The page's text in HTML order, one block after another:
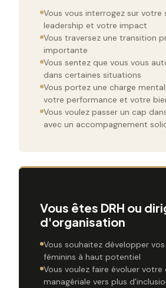
Vous vous interrogez sur votre
leadership et votre impact
Vous traversez une transition
importante
Vous sentez que vous vous
dans certaines situations
Vous portez une charge
votre performance et votre
Vous voulez passer un cap
avec un accompagnement
Vous êtes DRH ou
d'organisation
Vous souhaitez développer
féminins à haut potentiel
Vous voulez faire évoluer votre
managériale vers plus